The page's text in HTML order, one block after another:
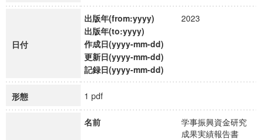
日付
出版年(from:yyyy)
2023
出版年(to:yyyy)
作成日(yyyy-mm-dd)
更新日(yyyy-mm-dd)
記録日(yyyy-mm-dd)
形態 1 pdf
名前
学事振興資金研究
成果実績報告書